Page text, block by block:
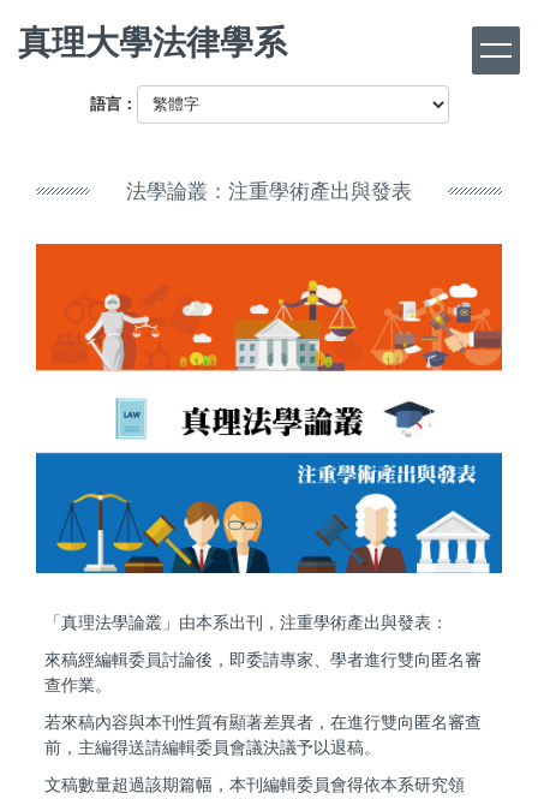
真理大學法律學系
語言：
法學論叢：注重學術產出與發表
「真理法學論叢」由本系出刊，注重學術產出與發表：
來稿經編輯委員討論後，即委請專家、學者進行雙向匿名審
查作業。
若來稿內容與本刊性質有顯著差異者，在進行雙向匿名審查
前，主編得送請編輯委員會議決議予以退稿。
文稿數量超過該期篇幅，本刊編輯委員會得依本系研究領